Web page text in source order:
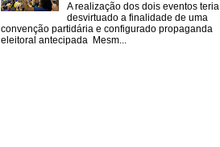
A realização dos dois eventos teria
desvirtuado a finalidade de uma
convenção partidária e configurado propaganda
eleitoral antecipada Mesm...